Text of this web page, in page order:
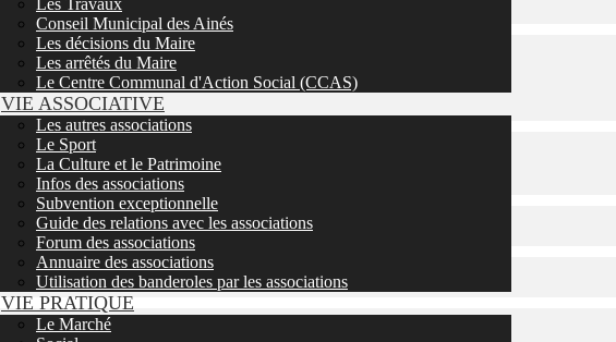
Les Travaux
Conseil Municipal des Ainés
Les décisions du Maire
Les arrêtés du Maire
Le Centre Communal d'Action Social (CCAS)
VIE ASSOCIATIVE
Les autres associations
Le Sport
La Culture et le Patrimoine
Infos des associations
Subvention exceptionnelle
Guide des relations avec les associations
Forum des associations
Annuaire des associations
Utilisation des banderoles par les associations
VIE PRATIQUE
Le Marché